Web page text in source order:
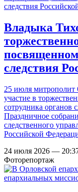
Владыка
следствия
25 июля
участие в
сотрудника органов
Праздничное
следственного
Российской
24 июля 2026 —
Фоторепортаж